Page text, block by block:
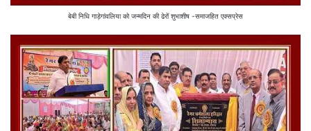
बेबी निधि गाड़ेगांवलिया को जन्मदिन की ढेरों शुभाशीष -समाजहित एक्सप्रेस